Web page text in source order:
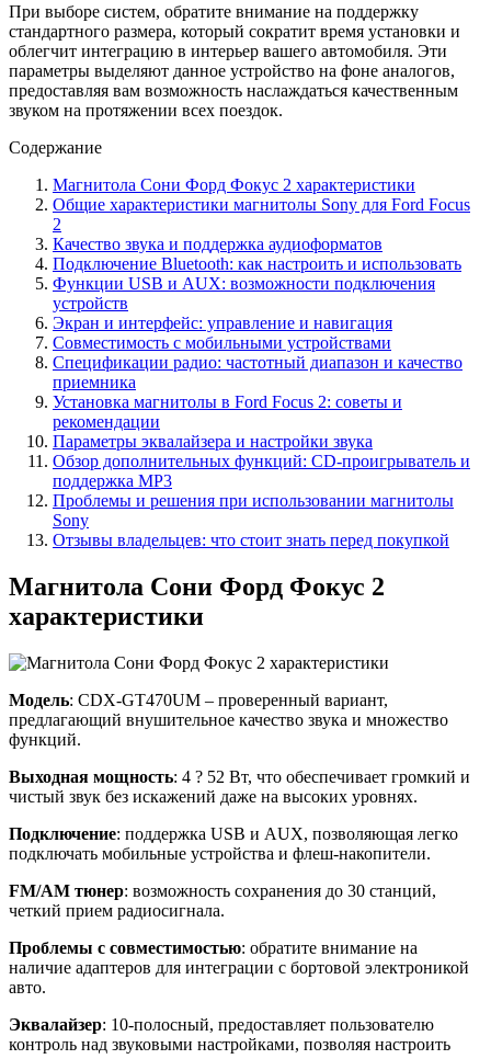
При выборе систем, обратите внимание на поддержку
стандартного размера, который сократит время установки и
облегчит интеграцию в интерьер вашего автомобиля. Эти
параметры выделяют данное устройство на фоне аналогов,
предоставляя вам возможность наслаждаться качественным
звуком на протяжении всех поездок.
Содержание
Магнитола Сони Форд Фокус 2 характеристики
Общие характеристики магнитолы Sony для Ford Focus
2
Качество звука и поддержка аудиоформатов
Подключение Bluetooth: как настроить и использовать
Функции USB и AUX: возможности подключения
устройств
Экран и интерфейс: управление и навигация
Совместимость с мобильными устройствами
Спецификации радио: частотный диапазон и качество
приемника
Установка магнитолы в Ford Focus 2: советы и
рекомендации
Параметры эквалайзера и настройки звука
Обзор дополнительных функций: CD-проигрыватель и
поддержка MP3
Проблемы и решения при использовании магнитолы
Sony
Отзывы владельцев: что стоит знать перед покупкой
Магнитола Сони Форд Фокус 2
характеристики
Модель: CDX-GT470UM – проверенный вариант,
предлагающий внушительное качество звука и множество
функций.
Выходная мощность: 4 ? 52 Вт, что обеспечивает громкий и
чистый звук без искажений даже на высоких уровнях.
Подключение: поддержка USB и AUX, позволяющая легко
подключать мобильные устройства и флеш-накопители.
FM/AM тюнер: возможность сохранения до 30 станций,
четкий прием радиосигнала.
Проблемы с совместимостью: обратите внимание на
наличие адаптеров для интеграции с бортовой электроникой
авто.
Эквалайзер: 10-полосный, предоставляет пользователю
контроль над звуковыми настройками, позволяя настроить